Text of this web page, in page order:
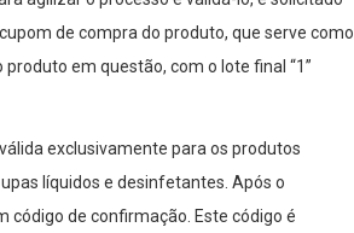
de compra do produto, que serve como
em questão, com o lote final “1”
exclusivamente para os produtos
líquidos e desinfetantes. Após o
código de confirmação. Este código é